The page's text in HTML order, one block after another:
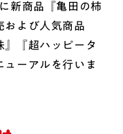
新商品『亀田の柿
および人気商品
』『超ハッピータ
ューアルを行いま